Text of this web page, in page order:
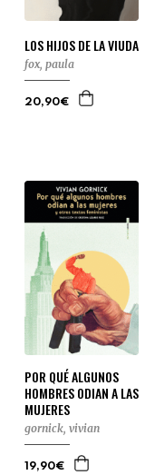
LOS HIJOS DE LA VIUDA
fox, paula
20,90€
POR QUÉ ALGUNOS
HOMBRES ODIAN A LAS
MUJERES
gornick, vivian
19,90€